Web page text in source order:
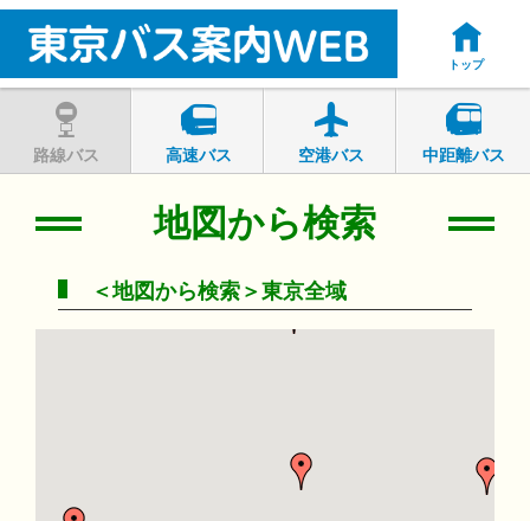
トップ
路線バス 高速バス 空港バス 中距離バス
地図から検索
＜地図から検索＞東京全域